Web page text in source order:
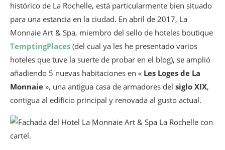
histórico de La Rochelle, está particularmente bien situado
para una estancia en la ciudad. En abril de 2017, La
Monnaie Art & Spa, miembro del sello de hoteles boutique
TemptingPlaces (del cual ya les he presentado varios
hoteles que tuve la suerte de probar en el blog), se amplió
añadiendo 5 nuevas habitaciones en « Les Loges de La
Monnaie », una antigua casa de armadores del siglo XIX,
contigua al edificio principal y renovada al gusto actual.